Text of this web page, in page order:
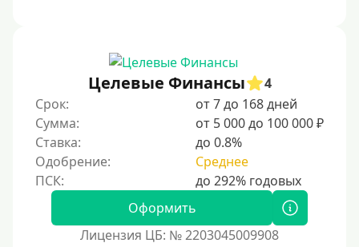
150000 руб
200000 руб
250000 руб
300000 руб
500000 руб
Мини займы
Целевые Финансы
4
Срок:
от 7 до 168 дней
Сумма:
от 5 000 до 100 000 ₽
Ставка:
до 0.8%
Одобрение:
Среднее
Оформить
Лицензия ЦБ: № 2203045009908